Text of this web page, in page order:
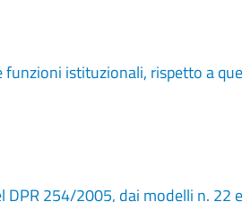
istituzionali, rispetto a
DPR 254/2005, dai modelli n. 22